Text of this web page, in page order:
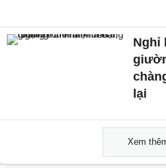
Nghỉ
lại
Xem